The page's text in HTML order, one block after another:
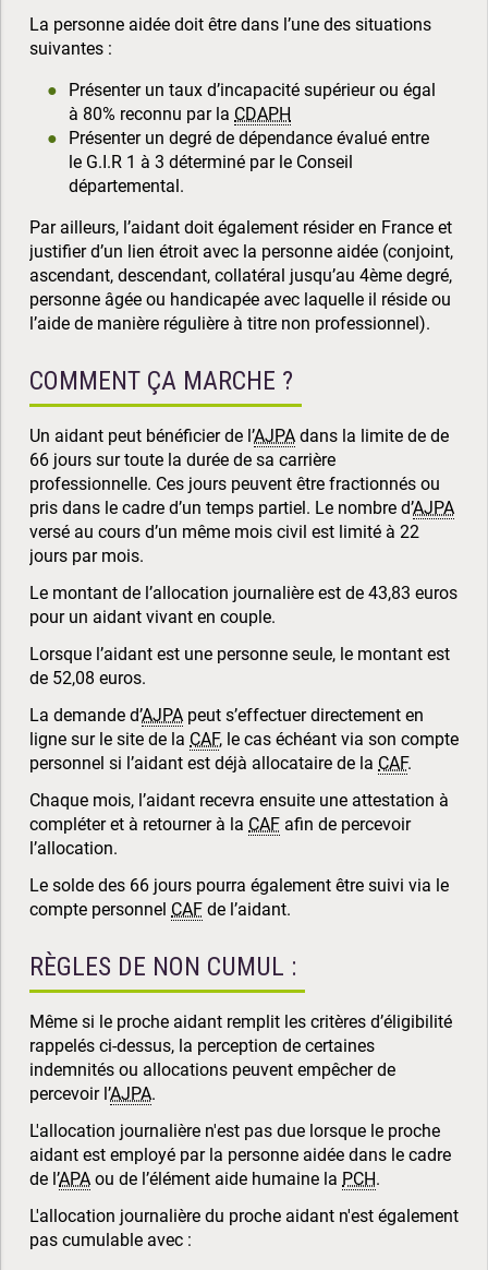
La personne aidée doit être dans l’une des situations
suivantes :
Présenter un taux d’incapacité supérieur ou égal
à 80% reconnu par la CDAPH
Présenter un degré de dépendance évalué entre
le G.I.R 1 à 3 déterminé par le Conseil
départemental.
Par ailleurs, l’aidant doit également résider en France et
justifier d’un lien étroit avec la personne aidée (conjoint,
ascendant, descendant, collatéral jusqu’au 4ème degré,
personne âgée ou handicapée avec laquelle il réside ou
l’aide de manière régulière à titre non professionnel).
COMMENT ÇA MARCHE ?
Un aidant peut bénéficier de l’AJPA dans la limite de de
66 jours sur toute la durée de sa carrière
professionnelle. Ces jours peuvent être fractionnés ou
pris dans le cadre d’un temps partiel. Le nombre d’AJPA
versé au cours d’un même mois civil est limité à 22
jours par mois.
Le montant de l’allocation journalière est de 43,83 euros
pour un aidant vivant en couple.
Lorsque l’aidant est une personne seule, le montant est
de 52,08 euros.
La demande d’AJPA peut s’effectuer directement en
ligne sur le site de la CAF, le cas échéant via son compte
personnel si l’aidant est déjà allocataire de la CAF.
Chaque mois, l’aidant recevra ensuite une attestation à
compléter et à retourner à la CAF afin de percevoir
l’allocation.
Le solde des 66 jours pourra également être suivi via le
compte personnel CAF de l’aidant.
RÈGLES DE NON CUMUL :
Même si le proche aidant remplit les critères d’éligibilité
rappelés ci-dessus, la perception de certaines
indemnités ou allocations peuvent empêcher de
percevoir l’AJPA.
L'allocation journalière n'est pas due lorsque le proche
aidant est employé par la personne aidée dans le cadre
de l’APA ou de l’élément aide humaine la PCH.
L'allocation journalière du proche aidant n'est également
pas cumulable avec :